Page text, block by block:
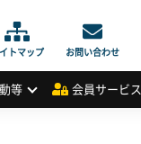
トマップ お問い合わせ
等 会員サービス